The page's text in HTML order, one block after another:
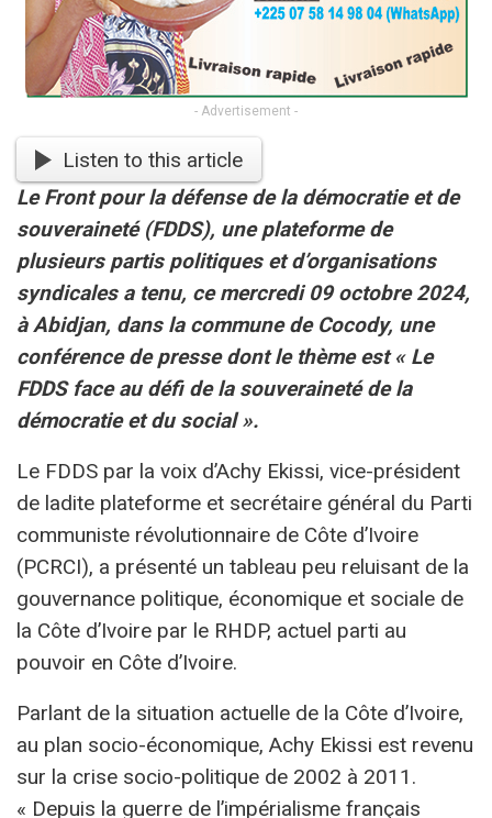
- Advertisement -
Listen to this article
Le Front pour la défense de la démocratie et de
souveraineté (FDDS), une plateforme de
plusieurs partis politiques et d’organisations
syndicales a tenu, ce mercredi 09 octobre 2024,
à Abidjan, dans la commune de Cocody, une
conférence de presse dont le thème est« Le
FDDS face au défi de la souveraineté de la
démocratie et du social ».
Le FDDS par la voix d’Achy Ekissi, vice-président
de ladite plateforme et secrétaire général du Parti
communiste révolutionnaire de Côte d’Ivoire
(PCRCI), a présenté un tableau peu reluisant de la
gouvernance politique, économique et sociale de
la Côte d’Ivoire par le RHDP, actuel parti au
pouvoir en Côte d’Ivoire.
Parlant de la situation actuelle de la Côte d’Ivoire,
au plan socio-économique, Achy Ekissi est revenu
sur la crise socio-politique de 2002 à 2011.
« Depuis la guerre de l’impérialisme français